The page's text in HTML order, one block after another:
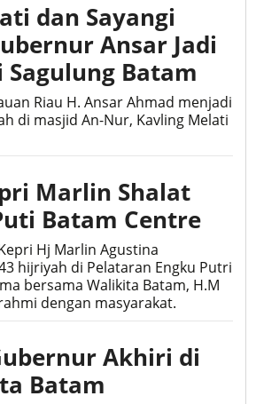
dan Sayangi
Ansar Jadi
Batam
Riau H. Ansar Ahmad menjadi
di masjid An-Nur, Kavling Melati
Marlin Shalat
Batam Centre
Hj Marlin Agustina
hijriyah di Pelataran Engku Putri
bersama Walikita Batam, H.M
dengan masyarakat.
Akhiri di
Batam